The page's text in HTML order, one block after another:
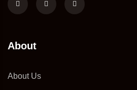
About
About Us